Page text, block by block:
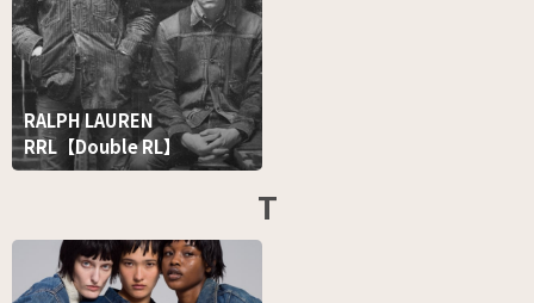
RALPH LAUREN
RRL【Double RL】
T